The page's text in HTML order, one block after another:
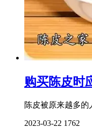
购买陈皮时
陈皮被原来越多
2023-03-22 1762